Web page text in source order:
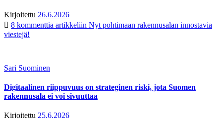
Kirjoitettu 26.6.2026
8 kommenttia artikkeliin Nyt pohtimaan rakennusalan innostavia
viestejä!
Sari Suominen
Digitaalinen riippuvuus on strateginen riski, jota Suomen
rakennusala ei voi sivuuttaa
Kirjoitettu 25.6.2026